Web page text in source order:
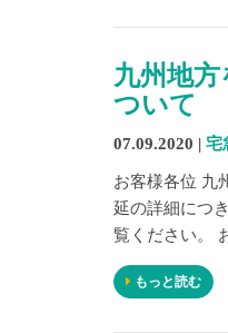
九州地
ついて
07.09.2020 | 宅
お客様各位 九
延の詳細につ
覧ください。
もっと読む